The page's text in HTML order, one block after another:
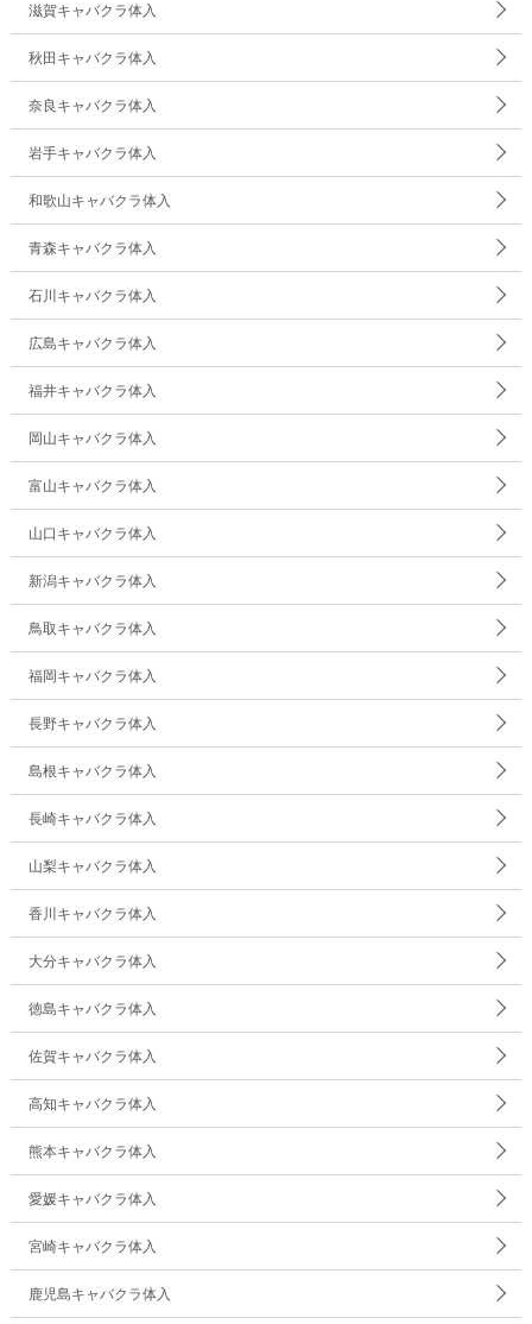
滋賀キャバクラ体入
秋田キャバクラ体入
奈良キャバクラ体入
岩手キャバクラ体入
和歌山キャバクラ体入
青森キャバクラ体入
石川キャバクラ体入
広島キャバクラ体入
福井キャバクラ体入
岡山キャバクラ体入
富山キャバクラ体入
山口キャバクラ体入
新潟キャバクラ体入
鳥取キャバクラ体入
福岡キャバクラ体入
長野キャバクラ体入
島根キャバクラ体入
長崎キャバクラ体入
山梨キャバクラ体入
香川キャバクラ体入
大分キャバクラ体入
徳島キャバクラ体入
佐賀キャバクラ体入
高知キャバクラ体入
熊本キャバクラ体入
愛媛キャバクラ体入
宮崎キャバクラ体入
鹿児島キャバクラ体入